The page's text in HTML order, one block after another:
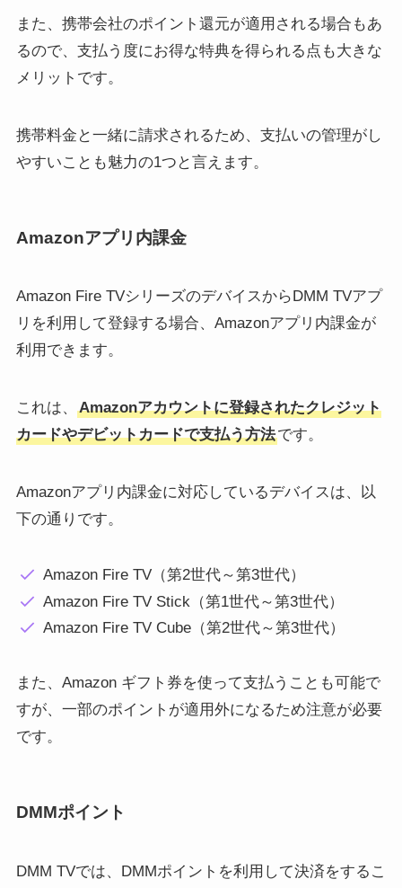
また、携帯会社のポイント還元が適用される場合もあ
るので、支払う度にお得な特典を得られる点も大きな
メリットです。
携帯料金と一緒に請求されるため、支払いの管理がし
やすいことも魅力の1つと言えます。
Amazonアプリ内課金
Amazon Fire TVシリーズのデバイスからDMM TVアプ
リを利用して登録する場合、Amazonアプリ内課金が
利用できます。
これは、
Amazonアカウントに登録されたクレジット
カードやデビットカードで支払う方法です。
Amazonアプリ内課金に対応しているデバイスは、以
下の通りです。
Amazon Fire TV（第2世代～第3世代）
Amazon Fire TV Stick（第1世代～第3世代）
Amazon Fire TV Cube（第2世代～第3世代）
また、Amazon ギフト券を使って支払うことも可能で
すが、一部のポイントが適用外になるため注意が必要
です。
DMMポイント
DMM TVでは、DMMポイントを利用して決済をするこ